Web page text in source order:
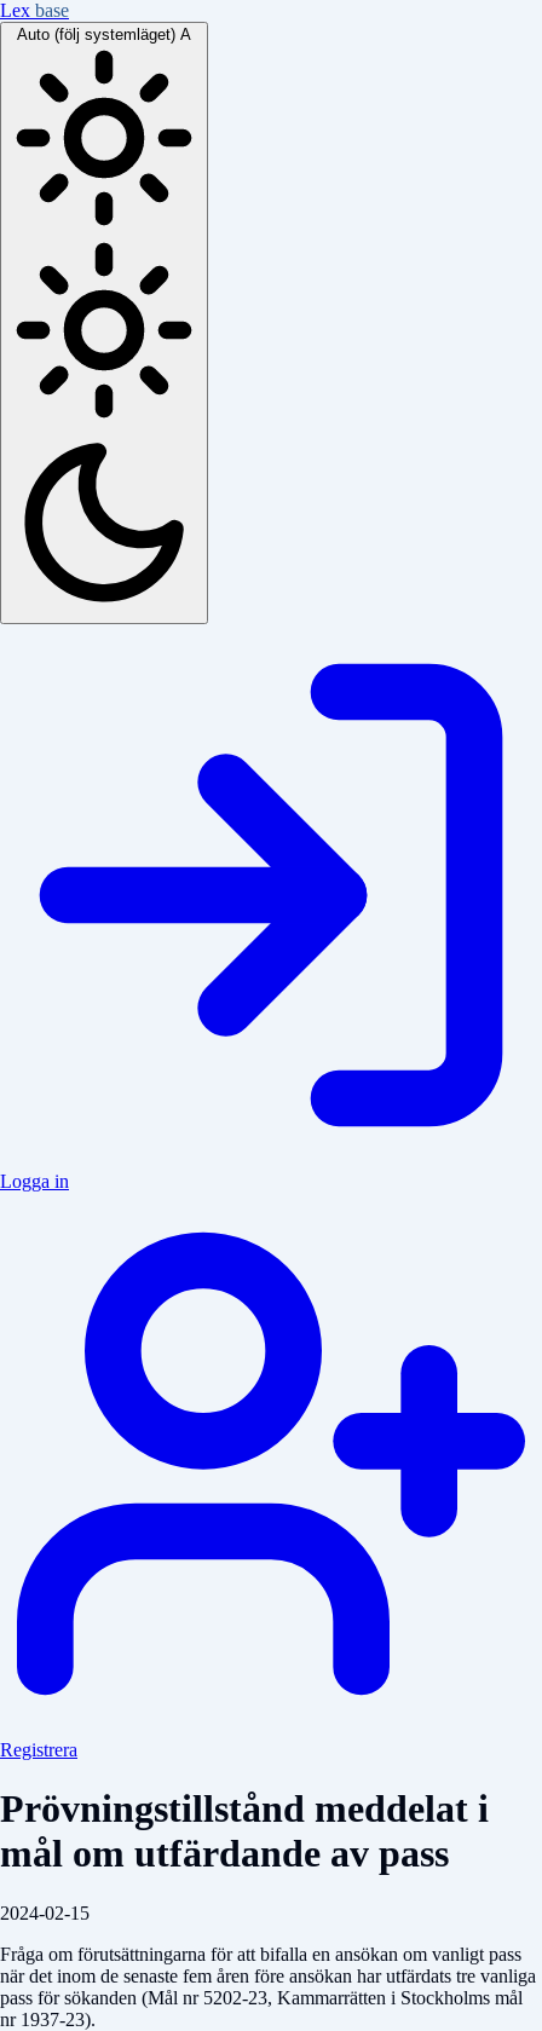
Lex base
Auto (följ systemläget) A
Logga in
Registrera
Prövningstillstånd meddelat i
mål om utfärdande av pass
2024-02-15
Fråga om förutsättningarna för att bifalla en ansökan om vanligt pass
när det inom de senaste fem åren före ansökan har utfärdats tre vanliga
pass för sökanden (Mål nr 5202-23, Kammarrätten i Stockholms mål
nr 1937-23).